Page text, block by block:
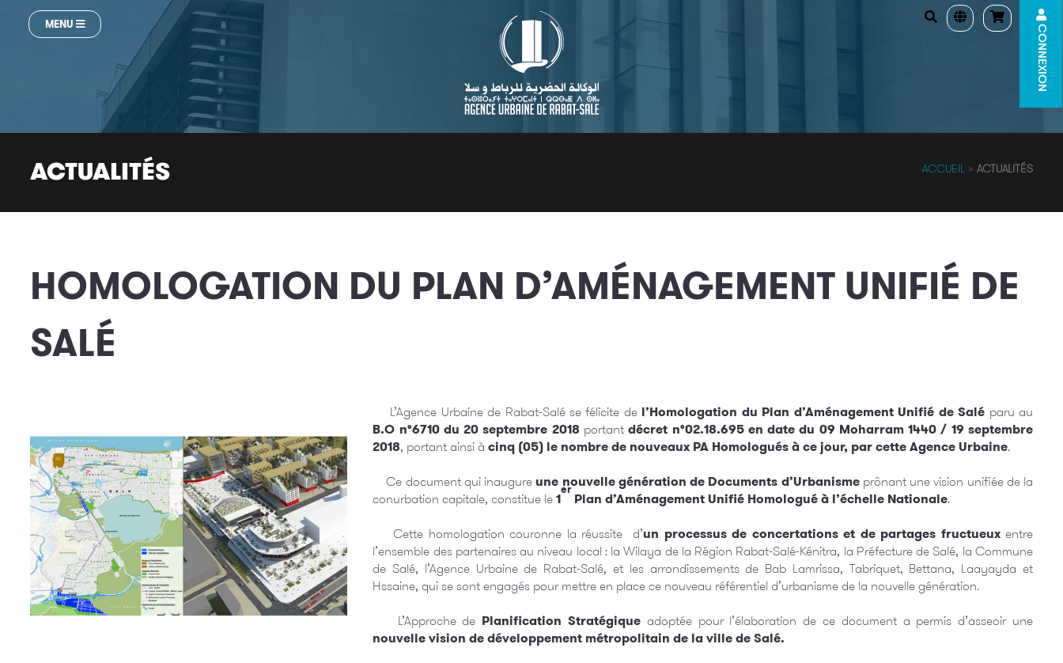
MENU CONNEXION
ACTUALITÉS ACCUEIL » ACTUALITÉS
HOMOLOGATION DU PLAN D’AMÉNAGEMENT UNIFIÉ DE
SALÉ
L’Agence Urbaine de Rabat-Salé se félicite de l’Homologation du Plan d’Aménagement Unifié de Salé paru au
B.O n°6710 du 20 septembre 2018 portantdécret n°02.18.695 en date du 09 Moharram 1440 / 19 septembre
2018, portant ainsi àcinq (05) le nombre de nouveaux PA Homologuésà ce jour, par cette Agence Urbaine.
Ce document qui inaugure une nouvelle génération de Documents d’Urbanismeprônant une vision unifiée de la
conurbation capitale, constitue le1er Plan d’Aménagement Unifié Homologué à l’échelle Nationale.
Cette homologation couronne la réussite d’un processus de concertations et de partages fructueuxentre
l’ensemble des partenaires au niveau local : la Wilaya de la Région Rabat-Salé-Kénitra, la Préfecture de Salé, la Commune
de Salé, l’Agence Urbaine de Rabat-Salé, et les arrondissements de Bab Lamrissa, Tabriquet, Bettana, Laayayda et
Hssaine, qui se sont engagés pour mettre en place ce nouveau référentiel d’urbanisme de la nouvelle génération.
L’Approche de Planification Stratégiqueadoptée pour l’élaboration de ce document a permis d’asseoir une
nouvelle vision de développement métropolitain de la ville de Salé.